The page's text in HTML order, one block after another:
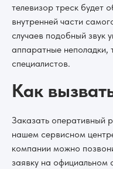
телевизор треск будет
внутренней части
случаев подобный звук
аппаратные неполадки,
специалистов.
Как
Заказать оперативный
нашем сервисном
компании можно
заявку на официальном